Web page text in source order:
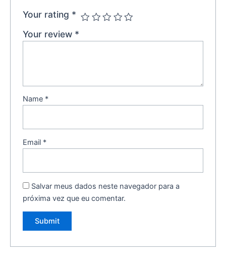
Your rating *
Your review *
Name *
Email *
Salvar meus dados neste navegador para a
próxima vez que eu comentar.